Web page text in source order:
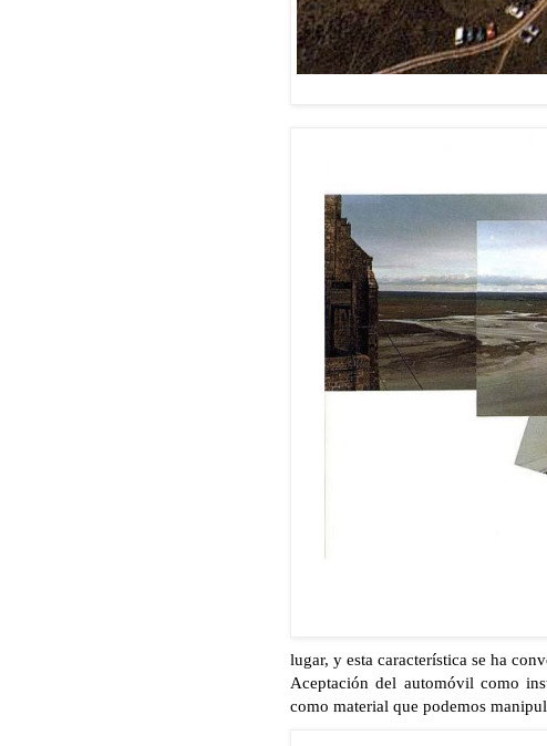
lugar, y esta característica se ha
Aceptación del automóvil como
como material que podemos